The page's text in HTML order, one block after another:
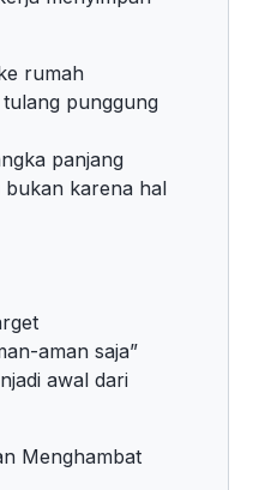
rumah
punggung
panjang
bukan karena hal
aman saja”
awal dari
Menghambat